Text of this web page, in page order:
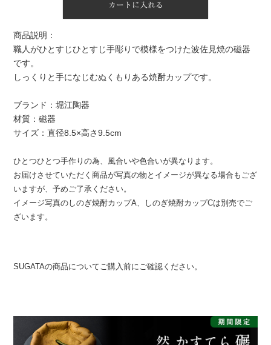
カートに入れる
商品説明：
職人がひとすじひとすじ手彫りで模様をつけた波佐見焼の磁器
です。
しっくりと手になじむぬくもりある焼酎カップです。
ブランド：堀江陶器
材質：磁器
サイズ：直径8.5×高さ9.5cm
ひとつひとつ手作りの為、風合いや色合いが異なります。
お届けさせていただく商品が写真の物とイメージが異なる場合もござ
いますが、予めご了承ください。
イメージ写真のしのぎ焼酎カップA、しのぎ焼酎カップCは別売でご
ざいます。
SUGATAの商品についてご購入前にご確認ください。